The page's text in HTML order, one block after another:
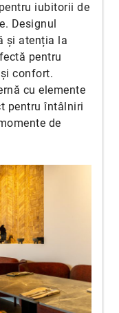
iubitorii de
Designul
și atenția la
pentru
confort.
cu elemente
pentru întâlniri
de